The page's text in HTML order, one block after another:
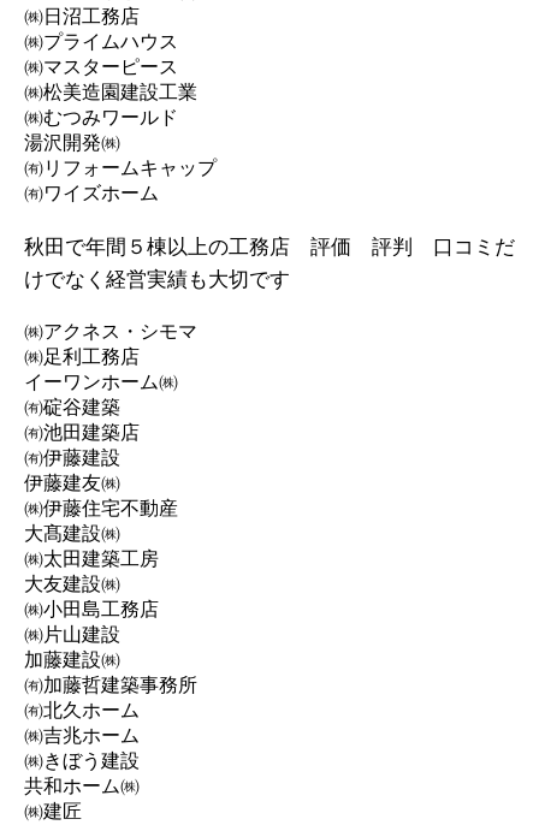
㈱日沼工務店
㈱プライムハウス
㈱マスターピース
㈱松美造園建設工業
㈱むつみワールド
湯沢開発㈱
㈲リフォームキャップ
㈲ワイズホーム
秋田で年間５棟以上の工務店 評価 評判 口コミだ
けでなく経営実績も大切です
㈱アクネス・シモマ
㈱足利工務店
イーワンホーム㈱
㈲碇谷建築
㈲池田建築店
㈲伊藤建設
伊藤建友㈱
㈱伊藤住宅不動産
大髙建設㈱
㈱太田建築工房
大友建設㈱
㈱小田島工務店
㈱片山建設
加藤建設㈱
㈲加藤哲建築事務所
㈲北久ホーム
㈱吉兆ホーム
㈱きぼう建設
共和ホーム㈱
㈱建匠